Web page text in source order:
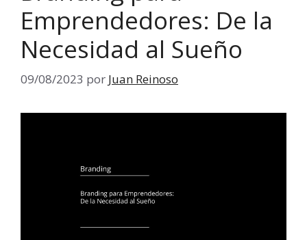
Emprendedores: De la
Necesidad al Sueño
09/08/2023 por Juan Reinoso